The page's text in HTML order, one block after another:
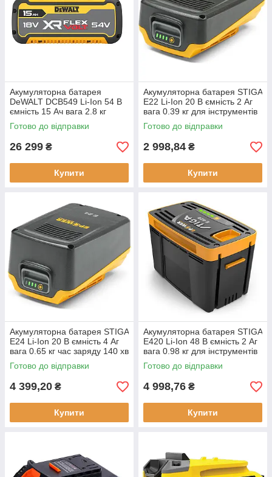
Акумуляторна батарея
DeWALT DCB549 Li-Ion 54 В
ємність 15 Aч вага 2.8 кг
сумісна з інструментами
DeWALT
Готово до відправки
26 299 ₴
Купити
Акумуляторна батарея STIGA
E22 Li-Ion 20 В ємність 2 Аг
вага 0.39 кг для інструментів
STIGA 100
Готово до відправки
2 998,84 ₴
Купити
Акумуляторна батарея STIGA
E24 Li-Ion 20 В ємність 4 Аг
вага 0.65 кг час заряду 140 хв
тип Li-Ion
Готово до відправки
4 399,20 ₴
Купити
Акумуляторна батарея STIGA
E420 Li-Ion 48 В ємність 2 Аг
вага 0.98 кг для інструментів
STIGA
Готово до відправки
4 998,76 ₴
Купити